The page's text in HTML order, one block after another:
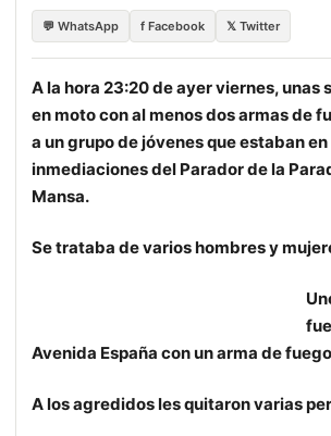
💬 WhatsApp f Facebook 𝕏 Twitter
A la hora 23:20 de ayer viernes, unas
en moto con al menos dos armas de
a un grupo de jóvenes que estaban en
inmediaciones del Parador de la
Mansa.
Se trataba de varios hombres y
Avenida España con un arma de
A los agredidos les quitaron varias